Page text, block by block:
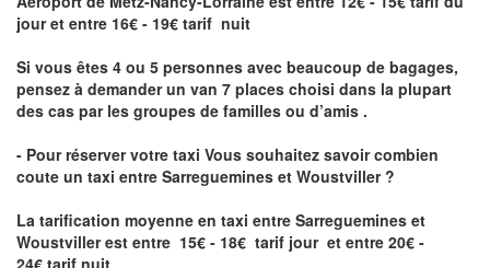
jour et entre 16€ - 19€ tarif nuit
Si vous êtes 4 ou 5 personnes avec beaucoup de bagages,
pensez à demander un van 7 places choisi dans la plupart
des cas par les groupes de familles ou d’amis .
- Pour réserver votre taxi Vous souhaitez savoircombien
coute un taxi entre Sarreguemines et Woustviller ?
La tarification moyenne en taxi entre Sarreguemines et
Woustviller est entre 15€ - 18€ tarif jour et entre 20€ -